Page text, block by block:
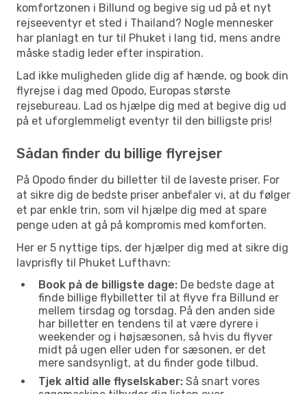
komfortzonen i Billund og begive sig ud på et nyt
rejseeventyr et sted i Thailand? Nogle mennesker
har planlagt en tur til Phuket i lang tid, mens andre
måske stadig leder efter inspiration.
Lad ikke muligheden glide dig af hænde, og book din
flyrejse i dag med Opodo, Europas største
rejsebureau. Lad os hjælpe dig med at begive dig ud
på et uforglemmeligt eventyr til den billigste pris!
Sådan finder du billige flyrejser
På Opodo finder du billetter til de laveste priser. For
at sikre dig de bedste priser anbefaler vi, at du følger
et par enkle trin, som vil hjælpe dig med at spare
penge uden at gå på kompromis med komforten.
Her er 5 nyttige tips, der hjælper dig med at sikre dig
lavprisfly til Phuket Lufthavn:
Book på de billigste dage: De bedste dage at
finde billige flybilletter til at flyve fra Billund er
mellem tirsdag og torsdag. På den anden side
har billetter en tendens til at være dyrere i
weekender og i højsæsonen, så hvis du flyver
midt på ugen eller uden for sæsonen, er det
mere sandsynligt, at du finder gode tilbud.
Tjek altid alle flyselskaber: Så snart vores